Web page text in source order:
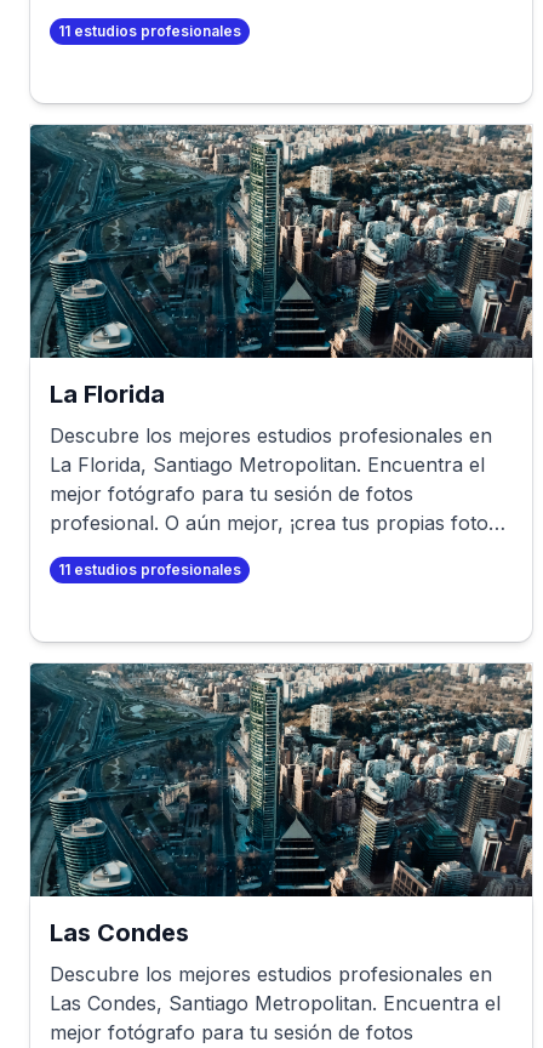
en minutos!
11 estudios profesionales
La Florida
Descubre los mejores estudios profesionales en
La Florida, Santiago Metropolitan. Encuentra el
mejor fotógrafo para tu sesión de fotos
profesional. O aún mejor, ¡crea tus propias fotos
profesionales en minutos!
11 estudios profesionales
Las Condes
Descubre los mejores estudios profesionales en
Las Condes, Santiago Metropolitan. Encuentra el
mejor fotógrafo para tu sesión de fotos